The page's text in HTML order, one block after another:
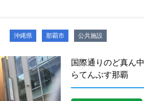
沖縄県 那覇市 公共施設
国際通りのど真ん
らてんぶす那覇